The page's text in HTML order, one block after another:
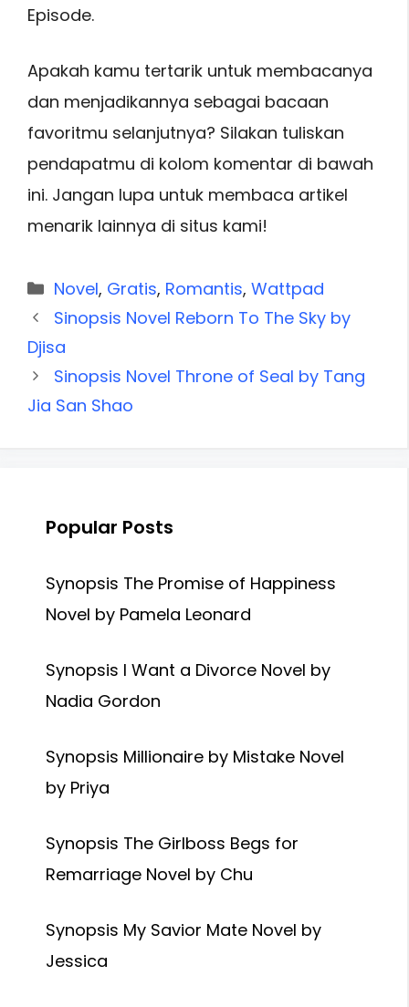
Episode.
Apakah kamu tertarik untuk membacanya
dan menjadikannya sebagai bacaan
favoritmu selanjutnya? Silakan tuliskan
pendapatmu di kolom komentar di bawah
ini. Jangan lupa untuk membaca artikel
menarik lainnya di situs kami!
Categories
Novel, Gratis, Romantis, Wattpad
Sinopsis Novel Reborn To The Sky by
Djisa
Sinopsis Novel Throne of Seal by Tang
Jia San Shao
Popular Posts
Synopsis The Promise of Happiness
Novel by Pamela Leonard
Synopsis I Want a Divorce Novel by
Nadia Gordon
Synopsis Millionaire by Mistake Novel
by Priya
Synopsis The Girlboss Begs for
Remarriage Novel by Chu
Synopsis My Savior Mate Novel by
Jessica